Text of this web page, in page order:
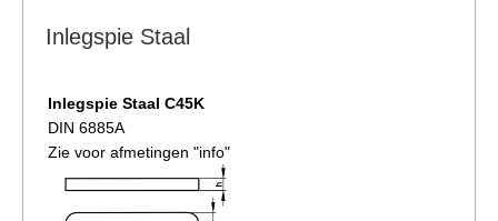
Inlegspie Staal
Inlegspie Staal C45K
DIN 6885A
Zie voor afmetingen "info"